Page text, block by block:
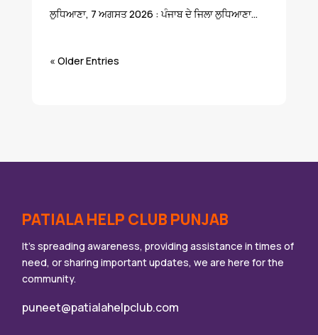
ਲੁਧਿਆਣਾ, 7 ਅਗਸਤ 2026 : ਪੰਜਾਬ ਦੇ ਜਿਲਾ ਲੁਧਿਆਣਾ...
« Older Entries
PATIALA HELP CLUB PUNJAB
It’s spreading awareness, providing assistance in times of
need, or sharing important updates, we are here for the
community.
puneet@patialahelpclub.com